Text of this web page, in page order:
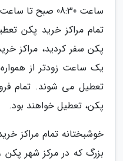
تمام مراکز خرید پکن
پکن سفر کردید، مراکز
یک ساعت زودتر از
پکن، تعطیل خواهند بود.
خوشبختانه تمام مراکز
بزرگ که در مرکز شهر پکن